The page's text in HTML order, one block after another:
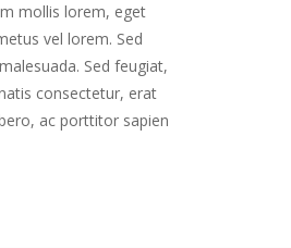
mollis lorem, eget
vel lorem. Sed
Sed feugiat,
consectetur, erat
ac porttitor sapien